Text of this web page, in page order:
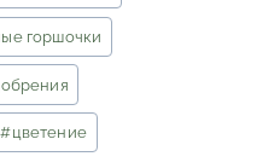
горшочки
#цветение